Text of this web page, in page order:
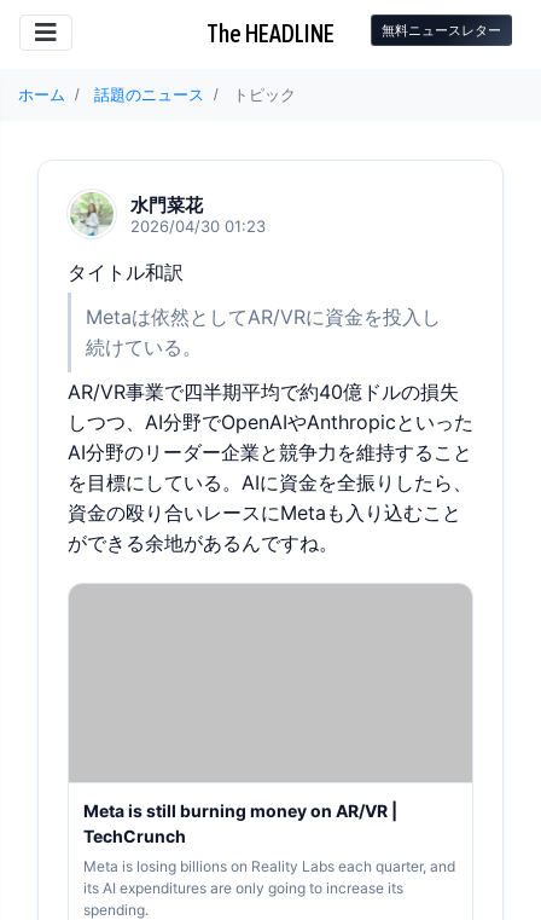
The HEADLINE 無料ニュースレター
ホーム 話題のニュース トピック
水門菜花
2026/04/30 01:23
タイトル和訳
Metaは依然としてAR/VRに資金を投入し
続けている。
AR/VR事業で四半期平均で約40億ドルの損失
しつつ、AI分野でOpenAIやAnthropicといった
AI分野のリーダー企業と競争力を維持すること
を目標にしている。AIに資金を全振りしたら、
資金の殴り合いレースにMetaも入り込むこと
ができる余地があるんですね。
Meta is still burning money on AR/VR |
TechCrunch
Meta is losing billions on Reality Labs each quarter, and
its AI expenditures are only going to increase its
spending.